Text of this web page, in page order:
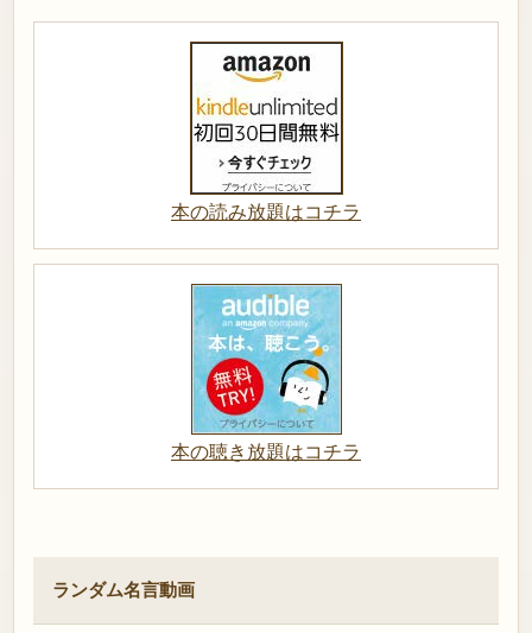
本の読み放題はコチラ
本の聴き放題はコチラ
ランダム名言動画